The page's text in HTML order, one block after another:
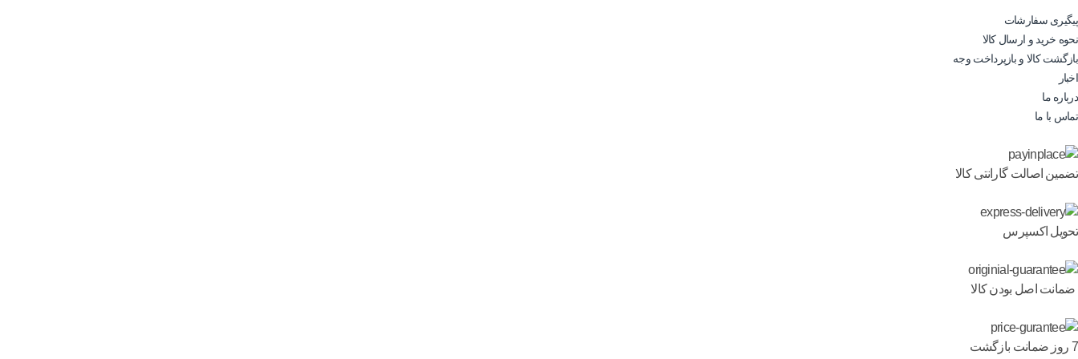
پیگیری سفارشات
نحوه خرید و ارسال کالا
بازگشت کالا و بازپرداخت وجه
اخبار
درباره ما
تماس با ما
تضمین اصالت گارانتی کالا
تحویل اکسپرس
ضمانت اصل بودن کالا
7 روز ضمانت بازگشت